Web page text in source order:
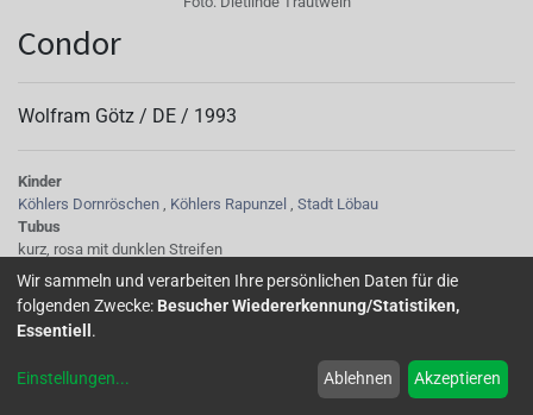
Condor
Wolfram Götz / DE / 1993
Kinder
Köhlers Dornröschen , Köhlers Rapunzel , Stadt Löbau
Tubus
kurz, rosa mit dunklen Streifen
Sepalen
Spitzen hellgrün, gekreppt, horizontal abstehend, lang, oberseits kräftig
rosarot, schmal, später auch aufgebogen, unterseits karminrot
Korolle/Petalen
an der Basis tiefkarminrote Äderung, eng anliegend, karminrot, schlank,
verblühend nach Purpurrot, violett
Wir sammeln und verarbeiten Ihre persönlichen Daten für die
folgenden Zwecke: Besucher Wiedererkennung/Statistiken,
Essentiell .
Einstellungen... Ablehnen Akzeptieren